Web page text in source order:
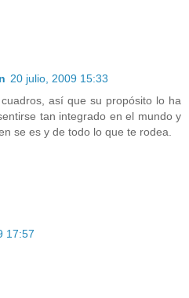
20 julio, 2009 15:33
así que su propósito lo ha
tan integrado en el mundo y
se es y de todo lo que te rodea.
17:57